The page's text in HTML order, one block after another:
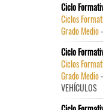
Ciclo
Ciclos
Grado Medio
Ciclo
Ciclos
Grado Medio
VEHÍCULOS